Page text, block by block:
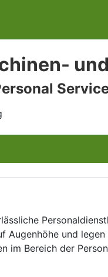
Augenhöhe und
im Bereich der